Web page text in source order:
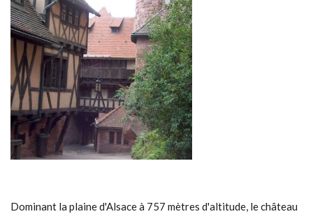
Dominant la plaine d'Alsace à 757 mètres d'altitude, le château